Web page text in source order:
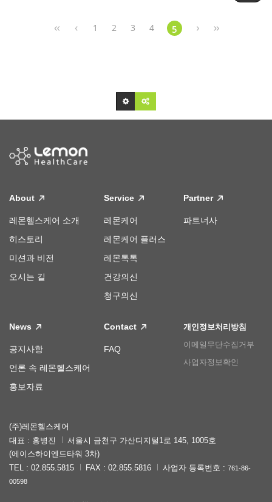
1 2 3 4 5
About
레몬헬스케어 소개
히스토리
미션과 비전
오시는 길
Service
레몬케어
레몬케어 플러스
레몬톡톡
건강의신
청구의신
Partner
파트너사
News
공지사항
언론 속 레몬헬스케어
홍보자료
Contact
FAQ
개인정보처리방침
이메일무단수집거부
사업자정보확인
(주)레몬헬스케어
대표 : 홍병진
서울시 금천구 가산디지털1로 145, 1005호
(에이스하이엔드타워 3차)
TEL : 02.855.5815
FAX : 02.855.5816 사업자 등록번호 : 761-86-
00598